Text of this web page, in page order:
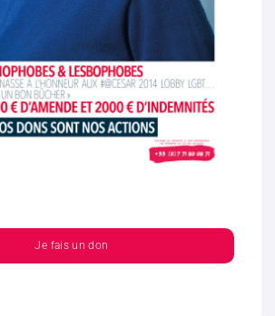
Je fais un don